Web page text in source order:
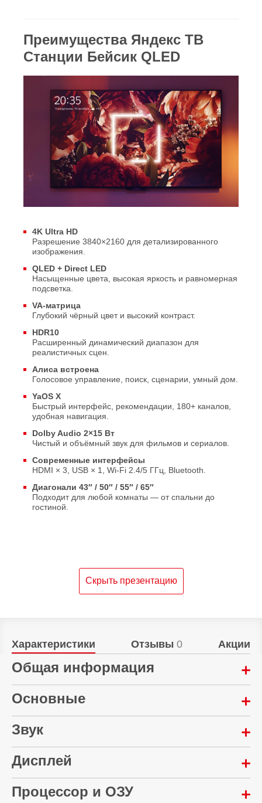
Преимущества Яндекс ТВ
Станции Бейсик QLED
4K Ultra HD
Разрешение 3840×2160 для детализированного
изображения.
QLED + Direct LED
Насыщенные цвета, высокая яркость и равномерная
подсветка.
VA‑матрица
Глубокий чёрный цвет и высокий контраст.
HDR10
Расширенный динамический диапазон для
реалистичных сцен.
Алиса встроена
Голосовое управление, поиск, сценарии, умный дом.
YaOS X
Быстрый интерфейс, рекомендации, 180+ каналов,
удобная навигация.
Dolby Audio 2×15 Вт
Чистый и объёмный звук для фильмов и сериалов.
Современные интерфейсы
HDMI × 3, USB × 1, Wi‑Fi 2.4/5 ГГц, Bluetooth.
Диагонали 43″ / 50″ / 55″ / 65″
Подходит для любой комнаты — от спальни до
гостиной.
Скрыть презентацию
Характеристики Отзывы 0 Акции
Общая информация
Год выпуска:
Материал корпуса:
Гарантия:
12 месяцев
Основные
Технология квантовых точек:
Тип матрицы:
Звук
Суммарная мощность:
30 Вт Dolby Audio
Дисплей
Диагональ экрана:
Процессор и ОЗУ